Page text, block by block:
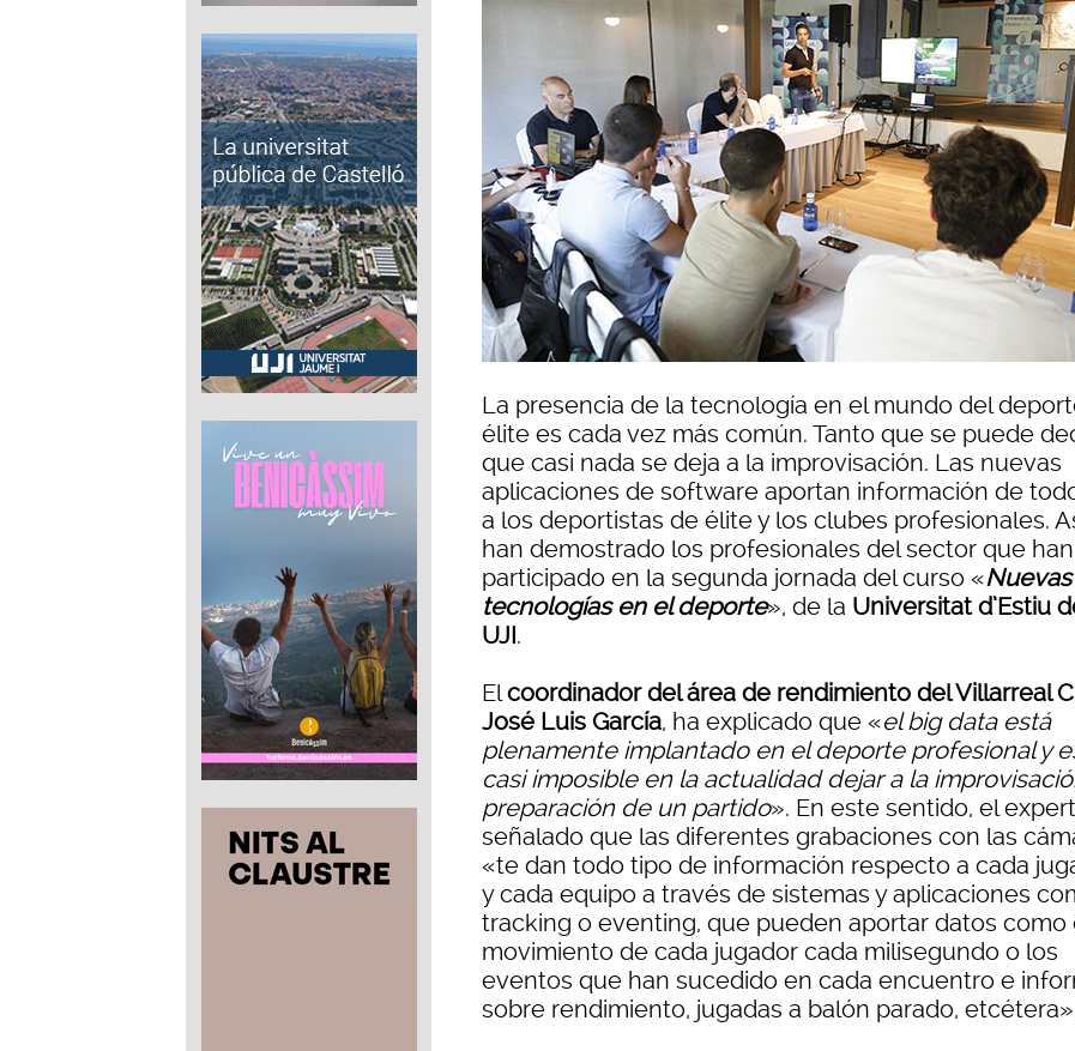
La presencia de la tecnología en el mundo del
élite es cada vez más común. Tanto que se puede
que casi nada se deja a la improvisación. Las nuevas
aplicaciones de software aportan información de
a los deportistas de élite y los clubes profesionales.
han demostrado los profesionales del sector que han
participado en la segunda jornada del curso «Nuevas
tecnologías en el deporte», de la Universitat d’Estiu
UJI.
Elcoordinador del área de rendimiento del Villarreal
José Luis García, ha explicado que «el big data está
plenamente implantado en el deporte profesional y
casi imposible en la actualidad dejar a la
preparación de un partido». En este sentido, el
señalado que las diferentes grabaciones con las
«te dan todo tipo de información respecto a cada
y cada equipo a través de sistemas y aplicaciones
tracking o eventing, que pueden aportar datos como
movimiento de cada jugador cada milisegundo o los
eventos que han sucedido en cada encuentro e
sobre rendimiento, jugadas a balón parado,